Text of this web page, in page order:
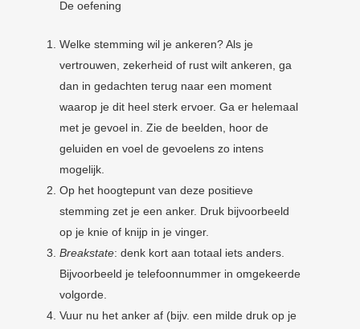
De oefening
Welke stemming wil je ankeren? Als je
vertrouwen, zekerheid of rust wilt ankeren, ga
dan in gedachten terug naar een moment
waarop je dit heel sterk ervoer. Ga er helemaal
met je gevoel in. Zie de beelden, hoor de
geluiden en voel de gevoelens zo intens
mogelijk.
Op het hoogtepunt van deze positieve
stemming zet je een anker. Druk bijvoorbeeld
op je knie of knijp in je vinger.
Breakstate: denk kort aan totaal iets anders.
Bijvoorbeeld je telefoonnummer in omgekeerde
volgorde.
Vuur nu het anker af (bijv. een milde druk op je